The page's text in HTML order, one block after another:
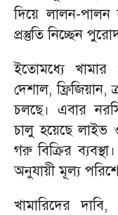
দিয়ে লালন-
প্রস্তুতি নিচ্ছেন
ইতোমধ্যে খামার
দেশাল, ফ্রিজিয়ান,
চলছে। এবার
চালু হয়েছে লাইভ
গরু বিক্রির
অনুযায়ী মূল্য
খামারিদের